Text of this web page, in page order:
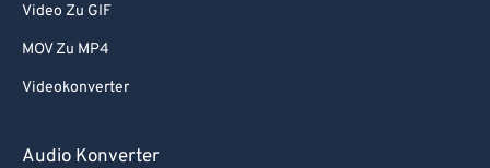
Video Zu GIF
MOV Zu MP4
Videokonverter
Audio Konverter